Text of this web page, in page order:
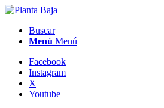
Buscar
Menú Menú
Facebook
Instagram
X
Youtube